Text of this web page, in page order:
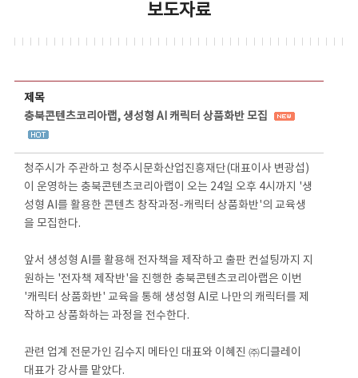
보도자료
제목
충북콘텐츠코리아랩, 생성형 AI 캐릭터 상품화반 모집
청주시가 주관하고 청주시문화산업진흥재단(대표이사 변광섭)
이 운영하는 충북콘텐츠코리아랩이 오는 24일 오후 4시까지 '생
성형 AI를 활용한 콘텐츠 창작과정-캐릭터 상품화반'의 교육생
을 모집한다.
앞서 생성형 AI를 활용해 전자책을 제작하고 출판 컨설팅까지 지
원하는 '전자책 제작반'을 진행한 충북콘텐츠코리아랩은 이번
'캐릭터 상품화반' 교육을 통해 생성형 AI로 나만의 캐릭터를 제
작하고 상품화하는 과정을 전수한다.
관련 업계 전문가인 김수지 메타인 대표와 이혜진 ㈜디클레이
대표가 강사를 맡았다.